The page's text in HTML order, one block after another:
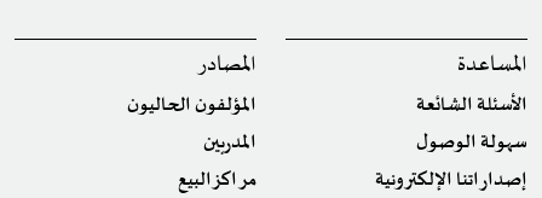
المساعدة
الأسئلة الشائعة
سهولة الوصول
إصداراتنا الإلكترونية
المصادر
المؤلفون الحاليون
المدربين
مراكز البيع